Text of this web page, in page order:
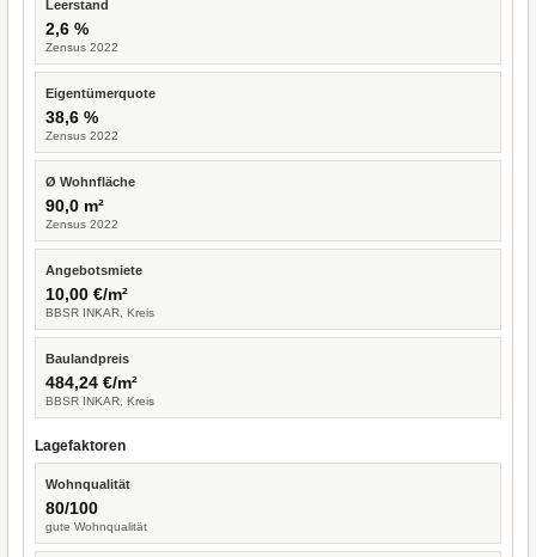
Leerstand
2,6 %
Zensus 2022
Eigentümerquote
38,6 %
Zensus 2022
Ø Wohnfläche
90,0 m²
Zensus 2022
Angebotsmiete
10,00 €/m²
BBSR INKAR, Kreis
Baulandpreis
484,24 €/m²
BBSR INKAR, Kreis
Lagefaktoren
Wohnqualität
80/100
gute Wohnqualität